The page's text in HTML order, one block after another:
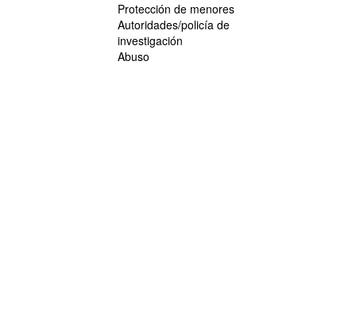
Protección de menores
Autoridades/policía de
investigación
Abuso